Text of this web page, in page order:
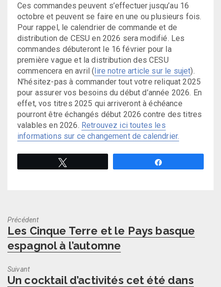
Ces commandes peuvent s’effectuer jusqu’au 16
octobre et peuvent se faire en une ou plusieurs fois.
Pour rappel, le calendrier de commande et de
distribution de CESU en 2026 sera modifié. Les
commandes débuteront le 16 février pour la
première vague et la distribution des CESU
commencera en avril (lire notre article sur le sujet).
N’hésitez-pas à commander tout votre reliquat 2025
pour assurer vos besoins du début d’année 2026. En
effet, vos titres 2025 qui arriveront à échéance
pourront être échangés début 2026 contre des titres
valables en 2026. Retrouvez ici toutes les
informations sur ce changement de calendrier.
Précédent
Previous
post:
Les Cinque Terre et le Pays basque
espagnol à l’automne
Suivant
Next
Un cocktail d’activités cet été dans